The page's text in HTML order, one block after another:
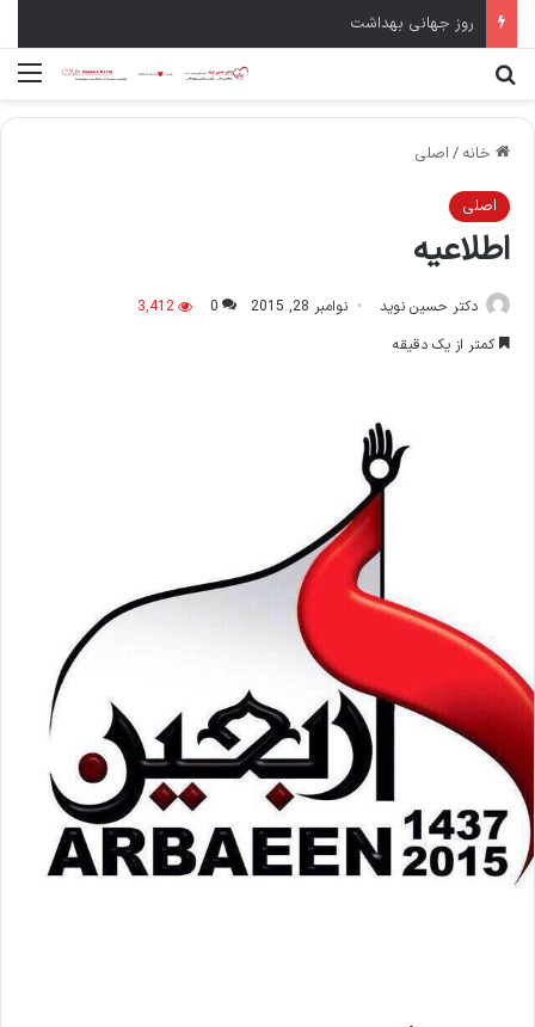
روز جهانی بهداشت
خانه / اصلی
اصلی
اطلاعيه
دکتر حسین نوید نوامبر 28, 2015 0
3,412
کمتر از یک دقیقه